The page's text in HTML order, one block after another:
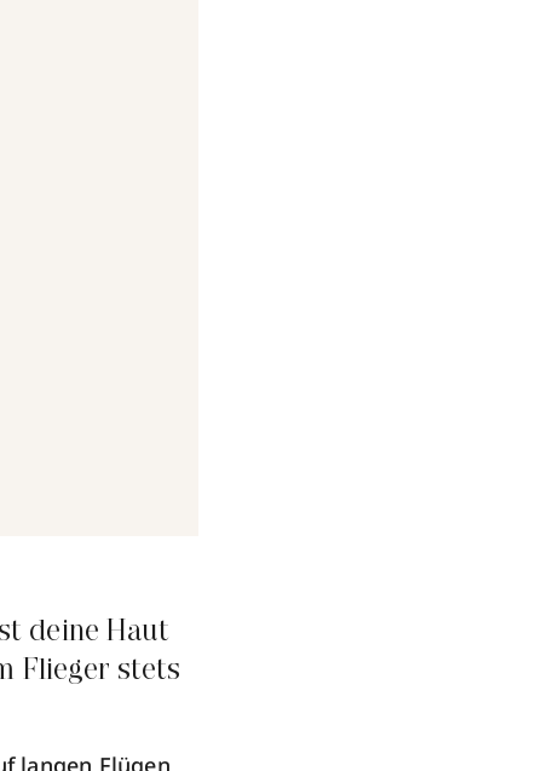
deine Haut
Flieger stets